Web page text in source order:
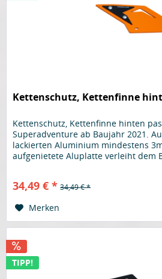
Kettenschutz, Kettenfinne
Kettenschutz, Kettenfinne hinten
Superadventure ab Baujahr 2021.
lackierten Aluminium mindestens
aufgenietete Aluplatte verleiht dem
34,49 € * 34,49 € *
Merken
TIPP!